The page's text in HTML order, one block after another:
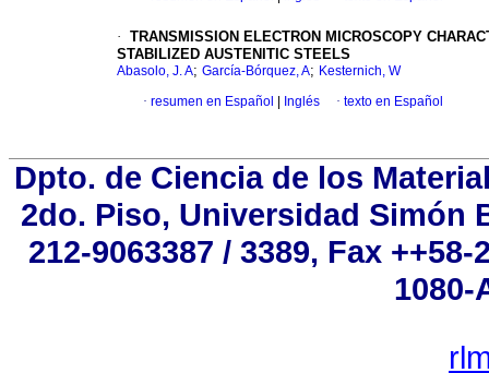
· TRANSMISSION ELECTRON MICROSCOPY
STABILIZED AUSTENITIC STEELS
Abasolo, J. A; García-Bórquez, A; Kesternich, W
· resumen en Español Inglés · texto en Español
Dpto. de Ciencia de los
2do. Piso, Universidad Simón
212-9063387 / 3389, Fax
1080-